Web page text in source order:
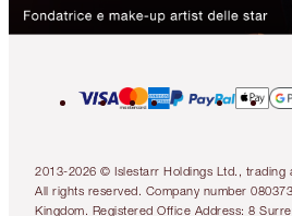
2013-2026 © Islestarr Holdings Ltd., trading
All rights reserved. Company number
Kingdom. Registered Office Address: 8